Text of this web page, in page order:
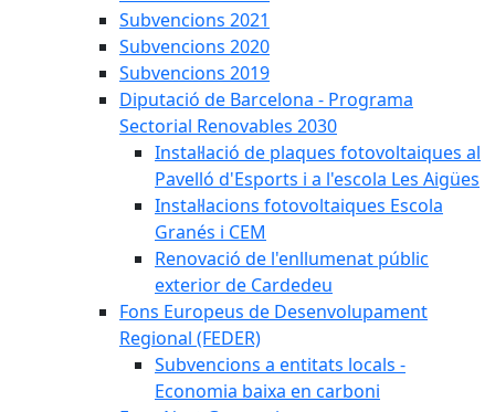
Subvencions 2021
Subvencions 2020
Subvencions 2019
Diputació de Barcelona - Programa
Sectorial Renovables 2030
Instal·lació de plaques fotovoltaiques al
Pavelló d'Esports i a l'escola Les Aigües
Instal·lacions fotovoltaiques Escola
Granés i CEM
Renovació de l'enllumenat públic
exterior de Cardedeu
Fons Europeus de Desenvolupament
Regional (FEDER)
Subvencions a entitats locals -
Economia baixa en carboni